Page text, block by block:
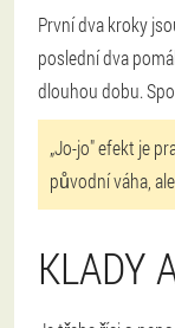
První dva kroky
poslední dva
dlouhou dobu.
„Jo-jo" efekt je
původní váha,
KLADY